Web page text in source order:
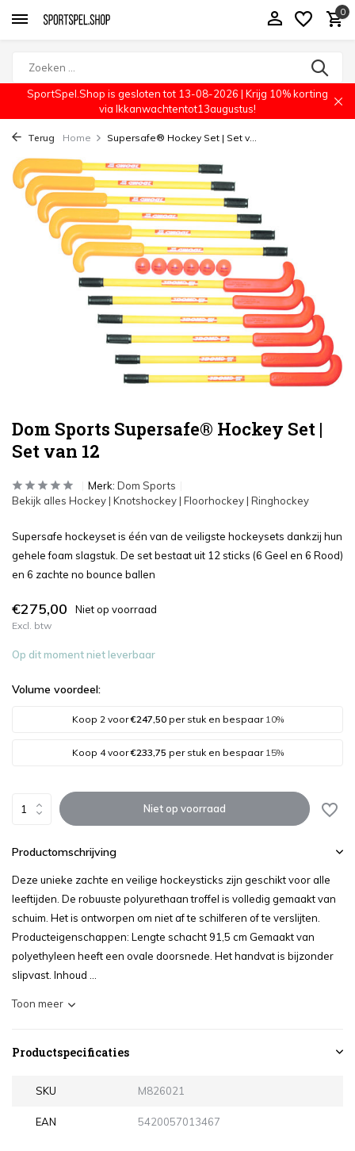
0
SportSpel.Shop is gesloten tot 13-08-2026 | Krijg 10% korting
via Ikkanwachtentot13augustus!
Terug Home Supersafe® Hockey Set | Set v...
Dom Sports Supersafe® Hockey Set |
Set van 12
Merk: Dom Sports
Bekijk alles Hockey | Knotshockey | Floorhockey | Ringhockey
Supersafe hockeyset is één van de veiligste hockeysets dankzij hun
gehele foam slagstuk. De set bestaat uit 12 sticks (6 Geel en 6 Rood)
en 6 zachte no bounce ballen
€275,00 Niet op voorraad
Excl. btw
Op dit moment niet leverbaar
Volume voordeel:
Koop 2 voor€247,50per stuk en bespaar 10%
Koop 4 voor€233,75 per stuk en bespaar 15%
Niet op voorraad
Productomschrijving
Deze unieke zachte en veilige hockeysticks zijn geschikt voor alle
leeftijden. De robuuste polyurethaan troffel is volledig gemaakt van
schuim. Het is ontworpen om niet af te schilferen of te verslijten.
Producteigenschappen: Lengte schacht 91,5 cm Gemaakt van
polyethyleen heeft een ovale doorsnede. Het handvat is bijzonder
slipvast. Inhoud ...
Toon meer
Productspecificaties
SKU M826021
EAN 5420057013467